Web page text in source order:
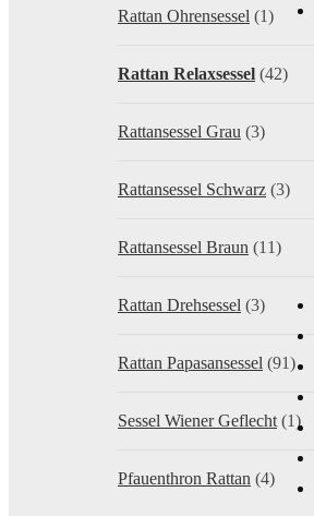
Rattan Ohrensessel (1)
Rattan Relaxsessel (42)
Rattansessel Grau (3)
Rattansessel Schwarz (3)
Rattansessel Braun (11)
Rattan Drehsessel (3)
Rattan Papasansessel (91)
Sessel Wiener Geflecht (1)
Pfauenthron Rattan (4)